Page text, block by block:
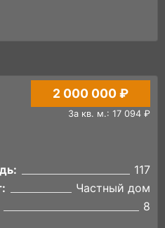
2 000 000 ₽
За кв. м.: 17 094 ₽
117
Частный дом
8